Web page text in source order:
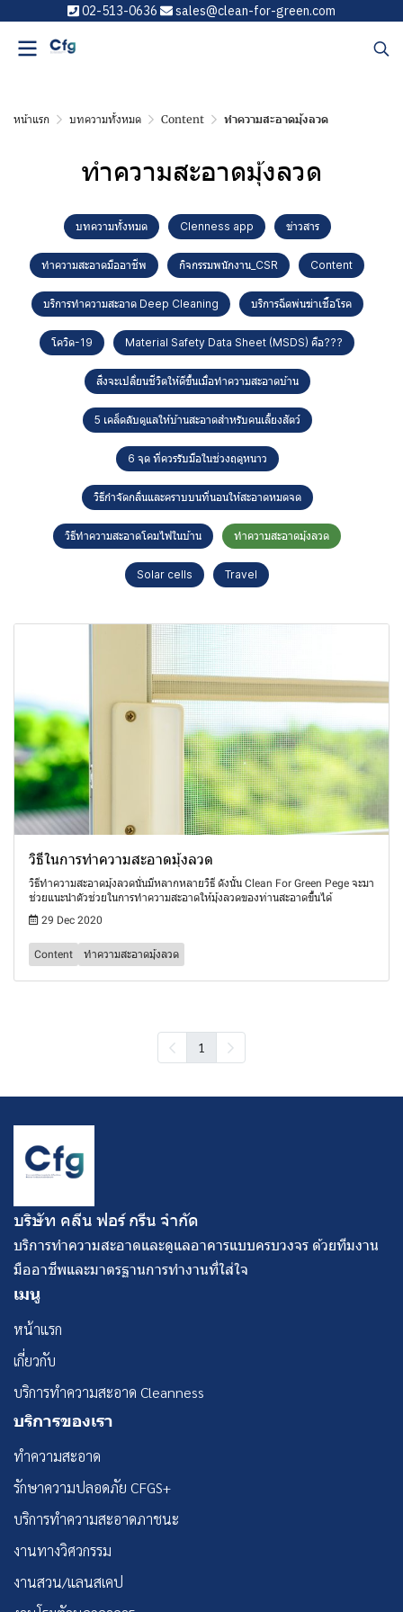
02-513-0636 sales@clean-for-green.com
หน้าแรก บทความทั้งหมด Content ทำความสะอาดมุ้งลวด
ทำความสะอาดมุ้งลวด
บทความทั้งหมด Clenness app ข่าวสาร
ทำความสะอาดมืออาชีพ กิจกรรมพนักงาน_CSR Content
บริการทำความสะอาด Deep Cleaning บริการฉีดพ่นฆ่าเชื้อโรค
โควิด-19 Material Safety Data Sheet (MSDS) คือ???
สิ่งจะเปลี่ยนชีวิตให้ดีขึ้นเมื่อทำความสะอาดบ้าน
5 เคล็ดลับดูแลให้บ้านสะอาดสำหรับคนเลี้ยงสัตว์
6 จุด ที่ควรรับมือในช่วงฤดูหนาว
วิธีกำจัดกลิ่นและคราบบนที่นอนให้สะอาดหมดจด
วิธีทำความสะอาดโคมไฟในบ้าน ทำความสะอาดมุ้งลวด
Solar cells Travel
วิธีในการทำความสะอาดมุ้งลวด
วิธีทำความสะอาดมุ้งลวดนั่นมีหลากหลายวิธี ดังนั้น Clean For Green Pege จะมา
ช่วยแนะนำตัวช่วยในการทำความสะอาดให้มุ้งลวดของท่านสะอาดขึ้นได้
29 Dec 2020
Content ทำความสะอาดมุ้งลวด
1
บริษัท คลีน ฟอร์ กรีน จํากัด
บริการทำความสะอาดและดูแลอาคารแบบครบวงจร ด้วยทีมงาน
มืออาชีพและมาตรฐานการทำงานที่ใส่ใจ
เมนู
หน้าแรก
เกี่ยวกับ
บริการทำความสะอาด Cleanness
บริการของเรา
ทำความสะอาด
รักษาความปลอดภัย CFGS+
บริการทำความสะอาดภาชนะ
งานทางวิศวกรรม
งานสวน/แลนสเคป